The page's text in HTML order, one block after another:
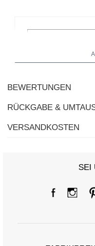
BEWERTUNGEN
RÜCKGABE &
VERSANDKOSTEN
SEI